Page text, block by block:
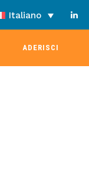
Italiano
ADERISCI